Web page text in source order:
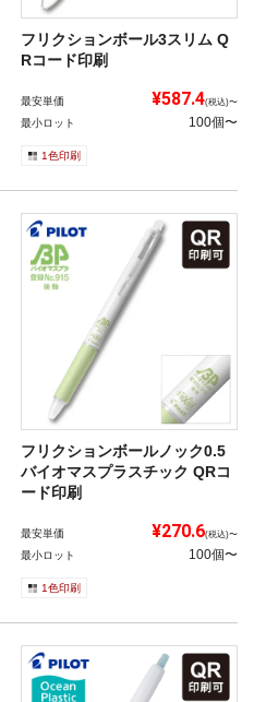
フリクションボール3スリム Q
Rコード印刷
最安単価 ¥587.4(税込)〜
最小ロット 100個〜
1色印刷
フリクションボールノック0.5
バイオマスプラスチック QRコ
ード印刷
最安単価 ¥270.6(税込)〜
最小ロット 100個〜
1色印刷